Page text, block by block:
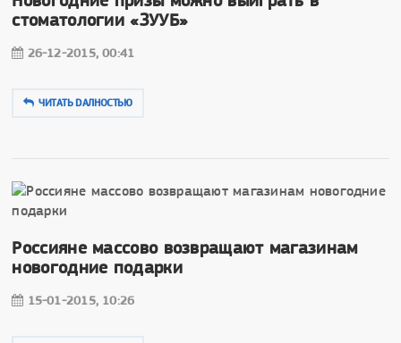
стоматологии «ЗУУБ»
26-12-2015, 00:41
ЧИТАТЬ DAЛНОСТЬЮ
Россияне массово возвращают магазинам
новогодние подарки
15-01-2015, 10:26